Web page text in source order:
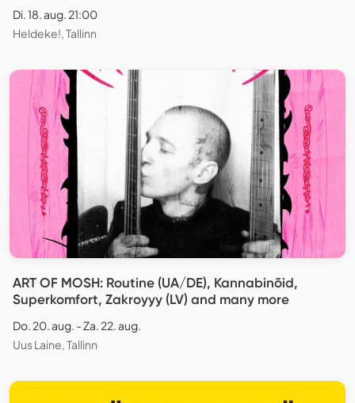
Di. 18. aug. 21:00
Heldeke!, Tallinn
ART OF MOSH: Routine (UA/DE), Kannabinõid,
Superkomfort, Zakroyyy (LV) and many more
Do. 20. aug. - Za. 22. aug.
Uus Laine, Tallinn